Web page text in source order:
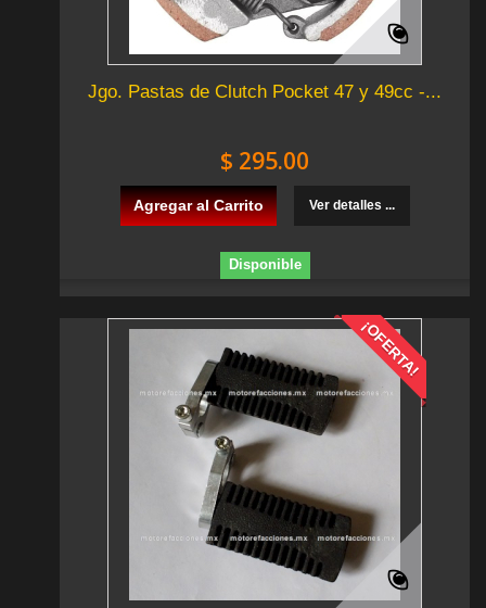
Jgo. Pastas de Clutch Pocket 47 y 49cc -...
$ 295.00
Agregar al Carrito Ver detalles ...
Disponible
¡OFERTA!